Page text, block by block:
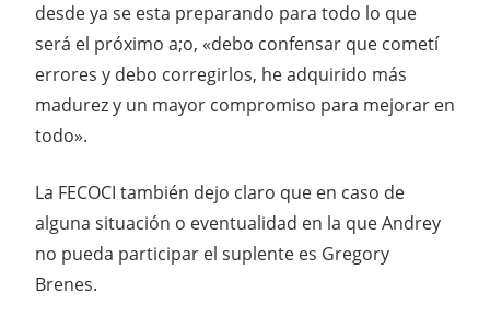
desde ya se esta preparando para todo lo que
será el próximo a;o, «debo confensar que cometí
errores y debo corregirlos, he adquirido más
madurez y un mayor compromiso para mejorar en
todo».
La FECOCI también dejo claro que en caso de
alguna situación o eventualidad en la que Andrey
no pueda participar el suplente es Gregory
Brenes.